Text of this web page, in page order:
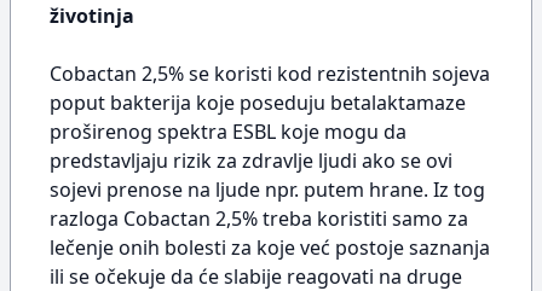
životinja
Cobactan 2,5% se koristi kod rezistentnih sojeva
poput bakterija koje poseduju betalaktamaze
proširenog spektra ESBL koje mogu da
predstavljaju rizik za zdravlje ljudi ako se ovi
sojevi prenose na ljude npr. putem hrane. Iz tog
razloga Cobactan 2,5% treba koristiti samo za
lečenje onih bolesti za koje već postoje saznanja
ili se očekuje da će slabije reagovati na druge